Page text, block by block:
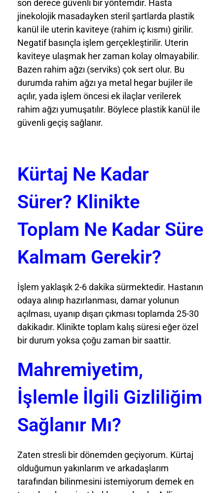
son derece güvenli bir yöntemdir. Hasta
jinekolojik masadayken steril şartlarda plastik
kanül ile uterin kaviteye (rahim iç kısmı) girilir.
Negatif basınçla işlem gerçekleştirilir. Uterin
kaviteye ulaşmak her zaman kolay olmayabilir.
Bazen rahim ağzı (serviks) çok sert olur. Bu
durumda rahim ağzı ya metal hegar bujiler ile
açılır, yada işlem öncesi ek ilaçlar verilerek
rahim ağzı yumuşatılır. Böylece plastik kanül ile
güvenli geçiş sağlanır.
Kürtaj Ne Kadar
Sürer? Klinikte
Toplam Ne Kadar Süre
Kalmam Gerekir?
İşlem yaklaşık 2-6 dakika sürmektedir. Hastanın
odaya alınıp hazırlanması, damar yolunun
açılması, uyanıp dışarı çıkması toplamda 25-30
dakikadır. Klinikte toplam kalış süresi eğer özel
bir durum yoksa çoğu zaman bir saattir.
Mahremiyetim,
İşlemle İlgili Gizliliğim
Sağlanır Mı?
Zaten stresli bir dönemden geçiyorum. Kürtaj
olduğumun yakınlarım ve arkadaşlarım
tarafından bilinmesini istemiyorum demek en